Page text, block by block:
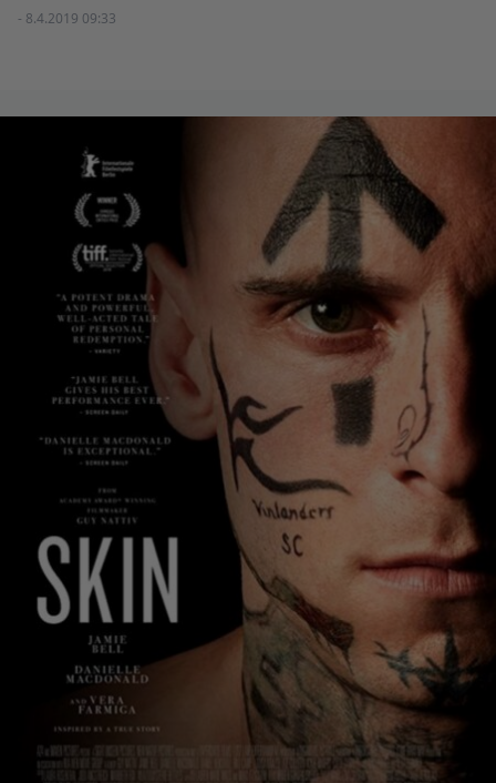
- 8.4.2019 09:33